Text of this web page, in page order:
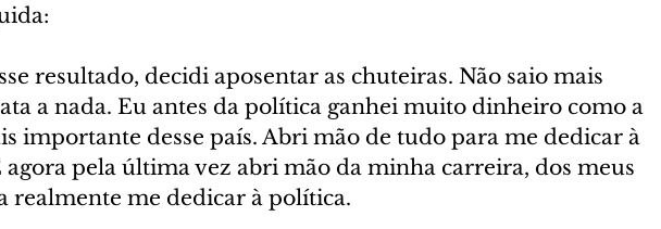
resultado, decidi aposentar as chuteiras. Não saio mais
a nada. Eu antes da política ganhei muito dinheiro como a
importante desse país. Abri mão de tudo para me dedicar à
agora pela última vez abri mão da minha carreira, dos meus
realmente me dedicar à política.